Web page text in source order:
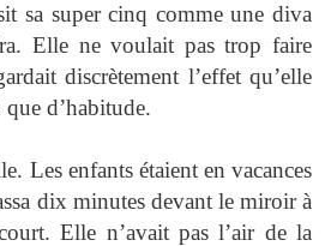
sa super cinq comme une diva
Elle ne voulait pas trop faire
discrètement l’effet qu’elle
d’habitude.
Les enfants étaient en vacances
dix minutes devant le miroir à
Elle n’avait pas l’air de la